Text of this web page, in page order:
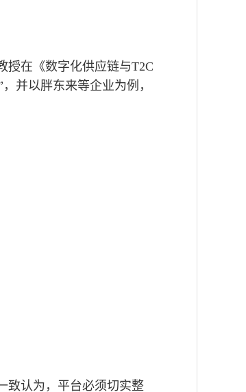
授在《数字化供应链与T2C
并以胖东来等企业为例，
致认为，平台必须切实整